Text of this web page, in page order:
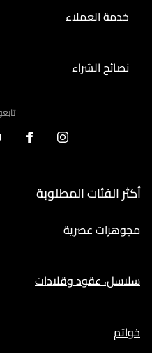
خدمة العملاء
نصائح الشراء
أكثر الفئات المطلوبة
مجوهرات عصرية
سلاسل، عقود وقلادات
خواتم